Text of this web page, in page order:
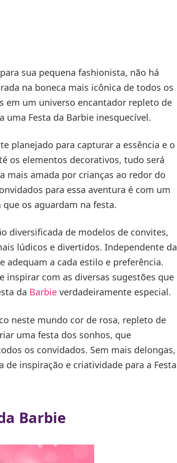
sua pequena fashionista, não há
na boneca mais icônica de todos os
em um universo encantador repleto de
uma Festa da Barbie inesquecível.
planejado para capturar a essência e o
os elementos decorativos, tudo será
mais amada por crianças ao redor do
para essa aventura é com um
os aguardam na festa.
diversificada de modelos de convites,
lúdicos e divertidos. Independente da
adequam a cada estilo e preferência.
inspirar com as diversas sugestões que
da Barbieverdadeiramente especial.
neste mundo cor de rosa, repleto de
uma festa dos sonhos, que
os convidados. Sem mais delongas,
inspiração e criatividade para a Festa
Barbie